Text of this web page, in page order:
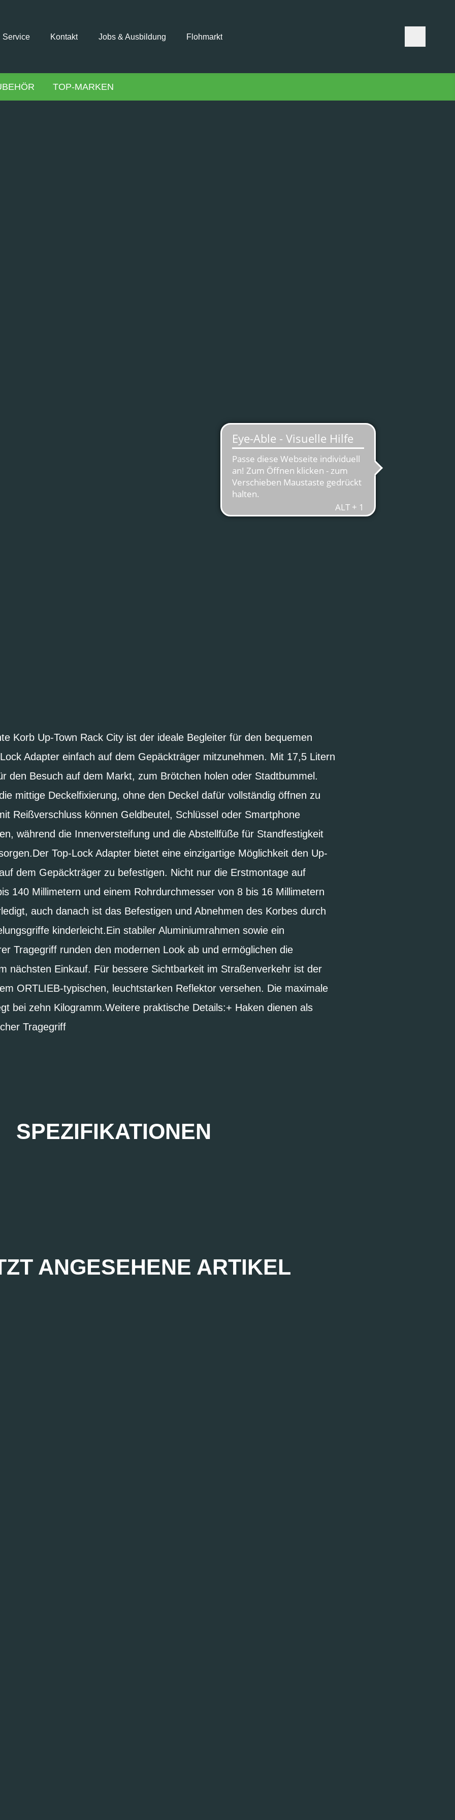
Service Kontakt Jobs & Ausbildung Flohmarkt
TOP-MARKEN
Korb Up-Town Rack City ist der ideale Begleiter für den bequemen
Adapter einfach auf dem Gepäckträger mitzunehmen. Mit 17,5 Litern
den Besuch auf dem Markt, zum Brötchen holen oder Stadtbummel.
mittige Deckelfixierung, ohne den Deckel dafür vollständig öffnen zu
Reißverschluss können Geldbeutel, Schlüssel oder Smartphone
während die Innenversteifung und die Abstellfüße für Standfestigkeit
Top-Lock Adapter bietet eine einzigartige Möglichkeit den Up-
dem Gepäckträger zu befestigen. Nicht nur die Erstmontage auf
140 Millimetern und einem Rohrdurchmesser von 8 bis 16 Millimetern
auch danach ist das Befestigen und Abnehmen des Korbes durch
kinderleicht.Ein stabiler Aluminiumrahmen sowie ein
Tragegriff runden den modernen Look ab und ermöglichen die
nächsten Einkauf. Für bessere Sichtbarkeit im Straßenverkehr ist der
ORTLIEB-typischen, leuchtstarken Reflektor versehen. Die maximale
bei zehn Kilogramm.Weitere praktische Details:+ Haken dienen als
Tragegriff
SPEZIFIKATIONEN
ANGESEHENE ARTIKEL